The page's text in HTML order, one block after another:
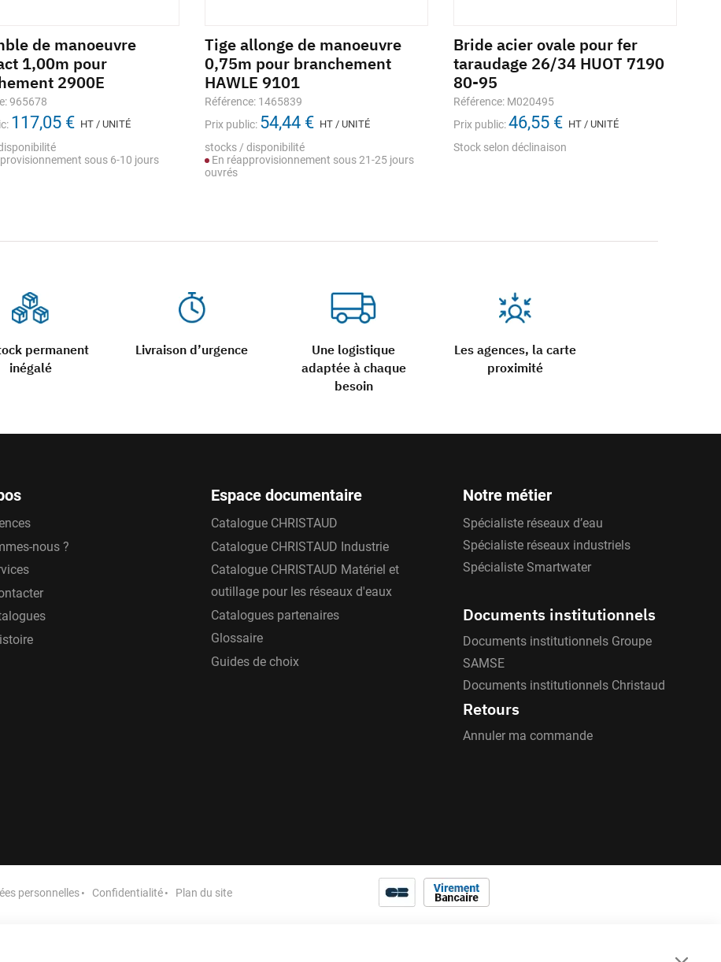
permanent
inégalé
Livraison d’urgence
Une logistique
adaptée à chaque
besoin
Les agences, la carte
proximité
de manoeuvre
1,00m pour
2900E
965678
117,05 € HT / UNITÉ
sous 6-10 jours
Tige allonge de manoeuvre
0,75m pour branchement
HAWLE 9101
Référence: 1465839
Prix public: 54,44 € HT / UNITÉ
stocks / disponibilité
En réapprovisionnement sous 21-25 jours
ouvrés
Bride acier ovale pour fer
taraudage 26/34 HUOT 7190
80-95
Référence: M020495
Prix public:46,55 € HT / UNITÉ
Stock selon déclinaison
nous ?
Espace documentaire
Catalogue CHRISTAUD
Catalogue CHRISTAUD Industrie
Catalogue CHRISTAUD Matériel et
outillage pour les réseaux d'eaux
Catalogues partenaires
Glossaire
Guides de choix
Notre métier
Spécialiste réseaux d’eau
Spécialiste réseaux industriels
Spécialiste Smartwater
Documents institutionnels
Documents institutionnels Groupe
SAMSE
Documents institutionnels Christaud
Retours
Annuler ma commande
personnelles Confidentialité Plan du site